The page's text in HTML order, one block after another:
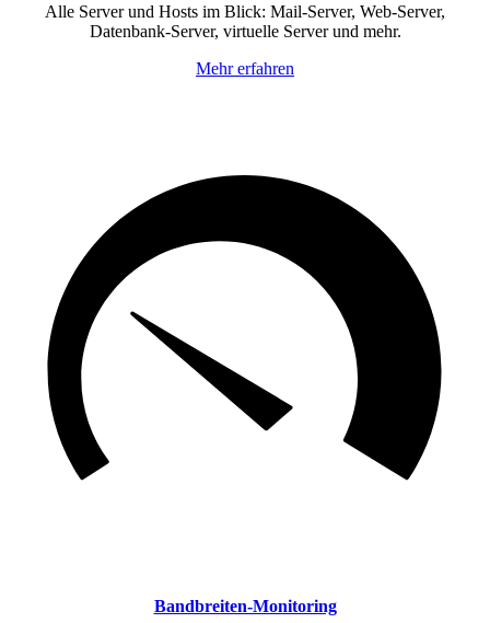
Alle Server und Hosts im Blick: Mail-Server, Web-Server,
Datenbank-Server, virtuelle Server und mehr.
Mehr erfahren
Bandbreiten-Monitoring